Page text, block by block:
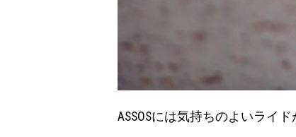
ASSOSには気持ちのよいライ